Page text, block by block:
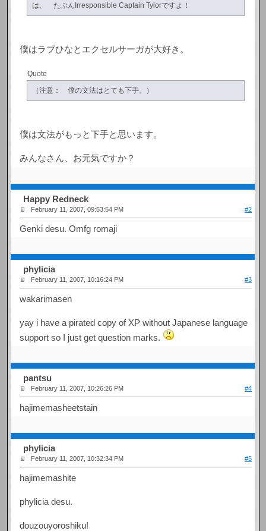
は、 たぶんIrresponsible Captain Tylorですよ！
僕はラブひなとエクセルサーガが大好き。
Quote
（注意： 僕の文法はとても下手。）
僕は文法がもっと下手と思います。
みんなさん、お元気ですか？
Happy Redneck
February 11, 2007, 09:53:54 PM #2
Genki desu. Omfg romaji
phylicia
February 11, 2007, 10:16:24 PM #3
wakarimasen
yay i have a pirated copy of XP without Japanese language
support so I just get question marks.
pantsu
February 11, 2007, 10:26:26 PM #4
hajimemasheetstain
phylicia
February 11, 2007, 10:32:34 PM #5
hajimemashite
phylicia desu.
douzouyoroshiku!